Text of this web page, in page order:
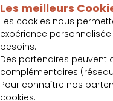
Les meilleurs
Les cookies nous
expérience
besoins.
Des partenaires peuvent
complémentaires
Pour connaître nos
cookies.